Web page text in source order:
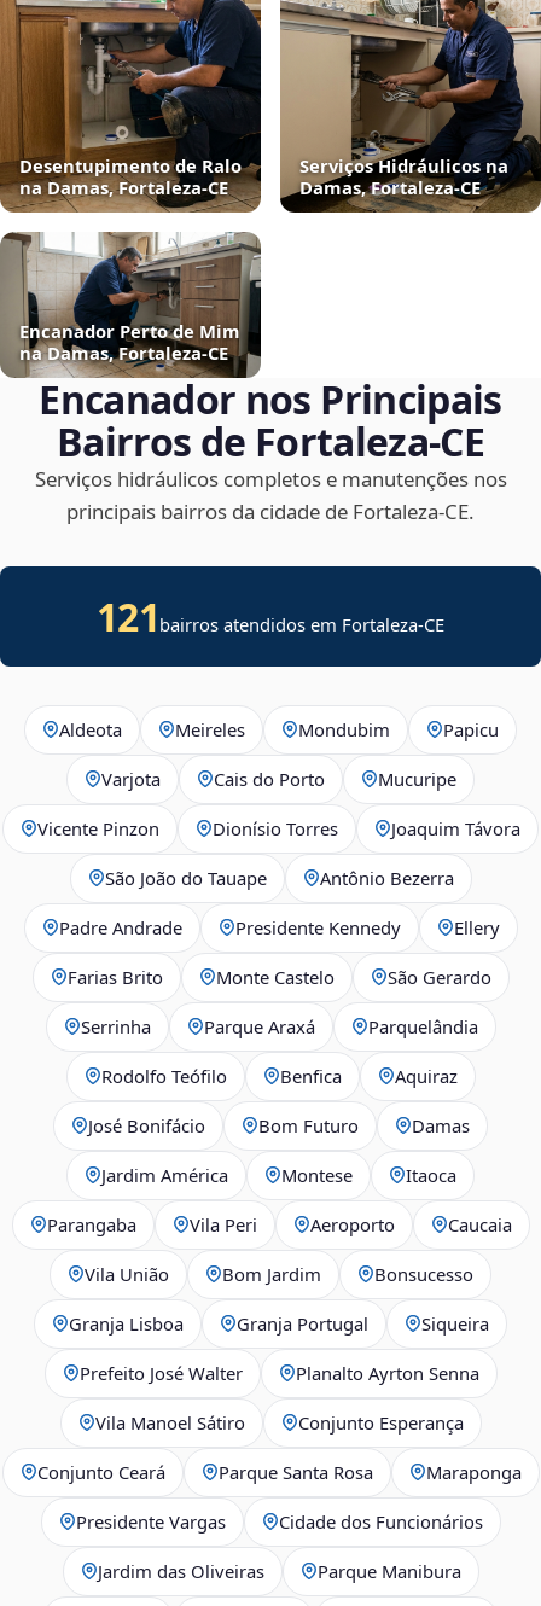
Desentupimento de Ralo
na Damas, Fortaleza‑CE
Serviços Hidráulicos na
Damas, Fortaleza‑CE
Encanador Perto de Mim
na Damas, Fortaleza‑CE
Encanador nos Principais
Bairros de Fortaleza‑CE
Serviços hidráulicos completos e manutenções nos
principais bairros da cidade de Fortaleza‑CE.
121 bairros atendidos em Fortaleza-CE
Aldeota Meireles Mondubim Papicu
Varjota Cais do Porto Mucuripe
Vicente Pinzon Dionísio Torres Joaquim Távora
São João do Tauape Antônio Bezerra
Padre Andrade Presidente Kennedy Ellery
Farias Brito Monte Castelo São Gerardo
Serrinha Parque Araxá Parquelândia
Rodolfo Teófilo Benfica Aquiraz
José Bonifácio Bom Futuro Damas
Jardim América Montese Itaoca
Parangaba Vila Peri Aeroporto Caucaia
Vila União Bom Jardim Bonsucesso
Granja Lisboa Granja Portugal Siqueira
Prefeito José Walter Planalto Ayrton Senna
Vila Manoel Sátiro Conjunto Esperança
Conjunto Ceará Parque Santa Rosa Maraponga
Presidente Vargas Cidade dos Funcionários
Jardim das Oliveiras Parque Manibura